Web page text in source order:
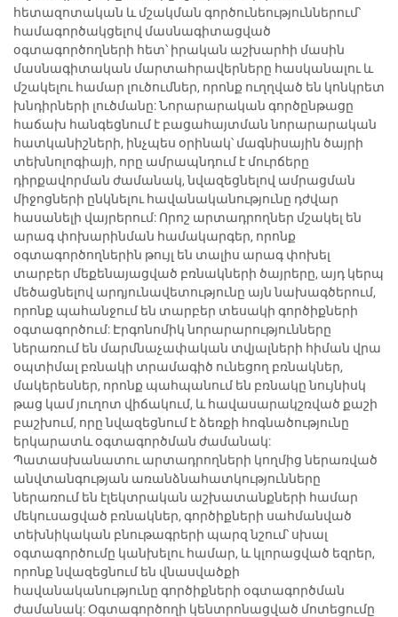
հետազոտական և մշակման գործունեություններում՝
համագործակցելով մասնագիտացված
օգտագործողների հետ՝ իրական աշխարհի մասին
մասնագիտական մարտահրավերները հասկանալու և
մշակելու համար լուծումներ, որոնք ուղղված են կոնկրետ
խնդիրների լուծմանը: Նորարարական գործընթացը
հաճախ հանգեցնում է բացահայտման նորարարական
հատկանիշների, ինչպես օրինակ՝ մագնիսային ծայրի
տեխնոլոգիայի, որը ամրապնդում է մուրճերը
դիրքավորման ժամանակ, նվազեցնելով ամրացման
միջոցների ընկնելու հավանականությունը դժվար
հասանելի վայրերում: Որոշ արտադրողներ մշակել են
արագ փոխարինման համակարգեր, որոնք
օգտագործողներին թույլ են տալիս արագ փոխել
տարբեր մեքենայացված բռնակների ծայրերը, այդ կերպ
մեծացնելով արդյունավետությունը այն նախագծերում,
որոնք պահանջում են տարբեր տեսակի գործիքների
օգտագործում: Էրգոնոմիկ նորարարությունները
ներառում են մարմնաչափական տվյալների հիման վրա
օպտիմալ բռնակի տրամագիծ ունեցող բռնակներ,
մակերեսներ, որոնք պահպանում են բռնակը նույնիսկ
թաց կամ յուղոտ վիճակում, և հավասարակշռված քաշի
բաշխում, որը նվազեցնում է ձեռքի հոգնածությունը
երկարատև օգտագործման ժամանակ:
Պատասխանատու արտադրողների կողմից ներառված
անվտանգության առանձնահատկությունները
ներառում են էլեկտրական աշխատանքների համար
մեկուսացված բռնակներ, գործիքների սահմանված
տեխնիկական բնութագրերի պարզ նշում՝ սխալ
օգտագործումը կանխելու համար, և կլորացված եզրեր,
որոնք նվազեցնում են վնասվածքի
հավանականությունը գործիքների օգտագործման
ժամանակ: Օգտագործողի կենտրոնացված մոտեցումը